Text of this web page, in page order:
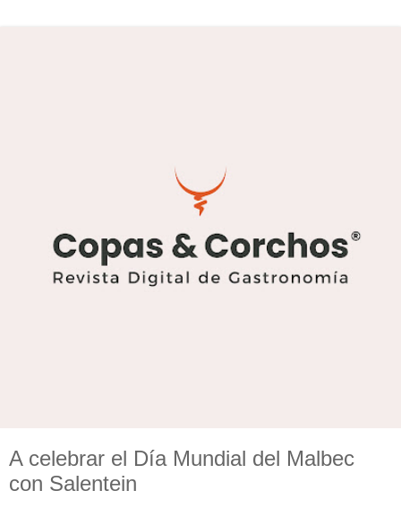
A celebrar el Día Mundial del Malbec
con Salentein